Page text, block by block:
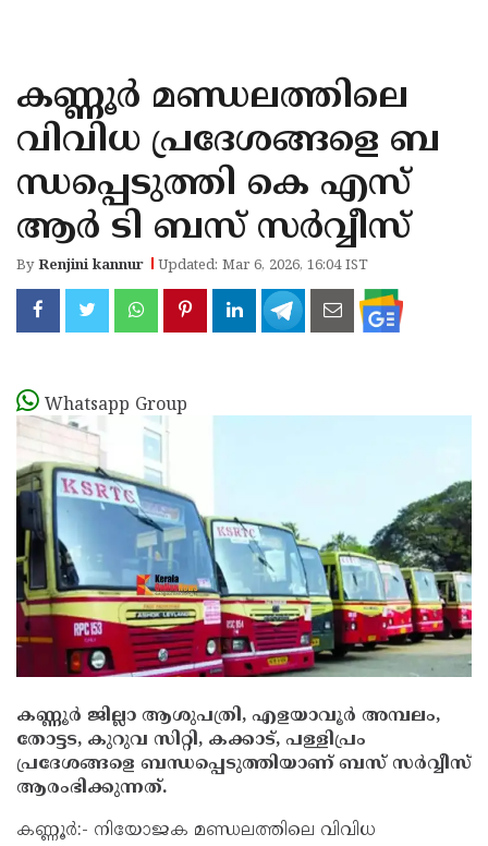
KANNUR
KASARAGOD
കണ്ണൂര്‍ മണ്ഡലത്തിലെ
വിവിധ പ്രദേശങ്ങളെ ബ
ന്ധപ്പെടുത്തി കെ എസ്
ആര്‍ ടി ബസ് സര്‍വ്വീസ്
ByRenjini kannur Updated: Mar 6, 2026, 16:04 IST
Whatsapp Group
കണ്ണൂര്‍ ജില്ലാ ആശുപത്രി, എളയാവൂര്‍ അമ്പലം,
തോട്ടട, കുറുവ സിറ്റി, കക്കാട്, പള്ളിപ്രം
പ്രദേശങ്ങളെ ബന്ധപ്പെടുത്തിയാണ് ബസ് സര്‍വ്വീസ്
ആരംഭിക്കുന്നത്.
കണ്ണൂര്‍:- നിയോജക മണ്ഡലത്തിലെ വിവിധ